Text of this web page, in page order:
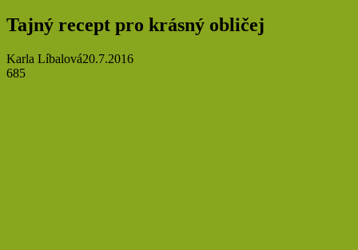
Tajný recept pro krásný obličej
Karla Líbalová20.7.2016
685